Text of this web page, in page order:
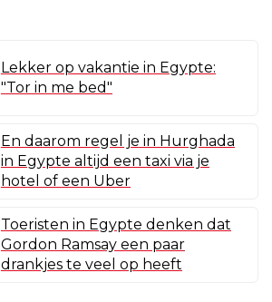
Lekker op vakantie in Egypte:
"Tor in me bed"
En daarom regel je in Hurghada
in Egypte altijd een taxi via je
hotel of een Uber
Toeristen in Egypte denken dat
Gordon Ramsay een paar
drankjes te veel op heeft